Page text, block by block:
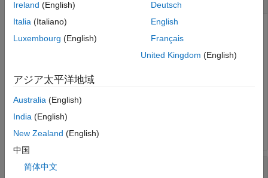
モデル ConfigurationRapidPrototypingInterface
モデル コード マッピングで、
Unit Delay
のストレージ クラスをExportedGlobalに設定しま
openExample(
cm = coder.mapping.api.get(
setState(cm,
モデル内のブロック状態のストレージ クラスを
Ireland (English)
Italia (Italiano)
Luxembourg (English)
Deutsch
English
Français
United Kingdom (English)
アジア太平洋地域
Australia (English)
India (English)
New Zealand (English)
中国
简体中文